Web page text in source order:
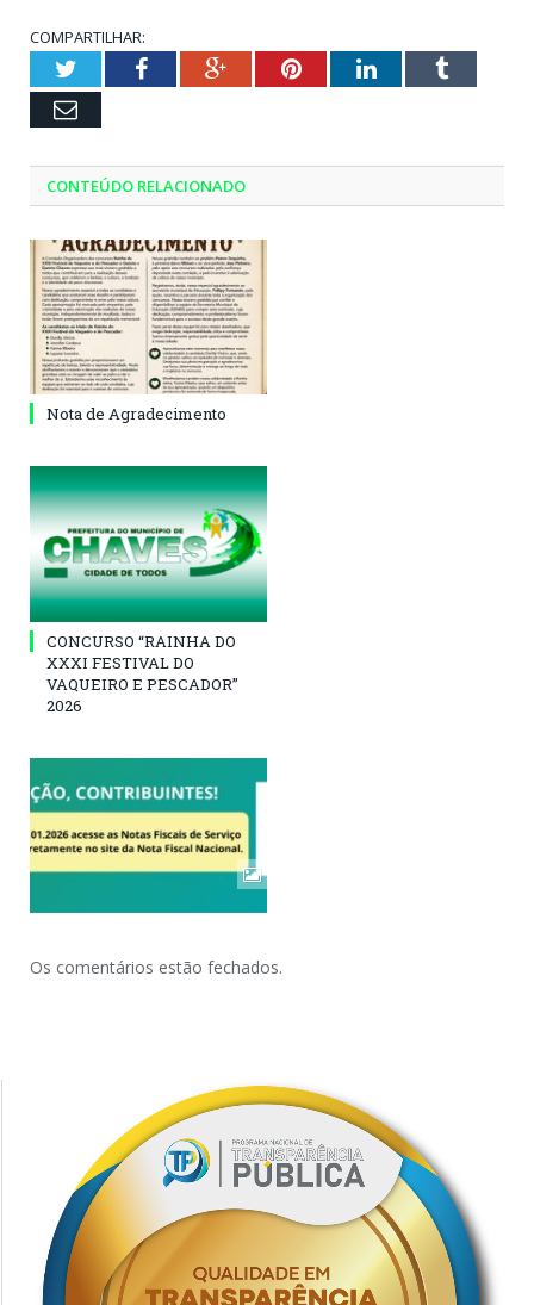
COMPARTILHAR:
TwitterFacebookGoogle+PinterestLinkedInTumblr
Email
CONTEÚDO RELACIONADO
Nota de Agradecimento
CONCURSO “RAINHA DO
XXXI FESTIVAL DO
VAQUEIRO E PESCADOR”
2026
Os comentários estão fechados.